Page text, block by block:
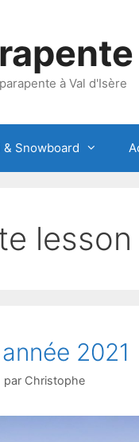
à Val d'Isère
& Snowboard
lesson
2021
par Christophe